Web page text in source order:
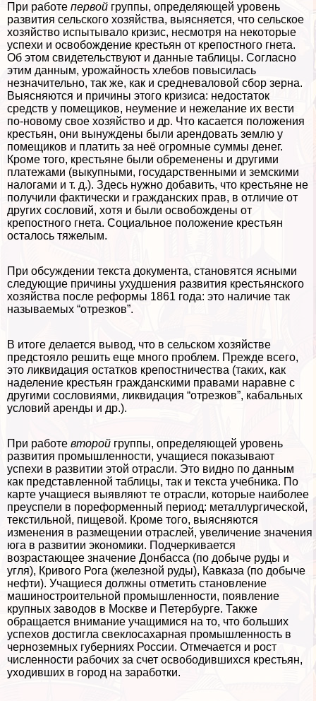
При работе первой группы, определяющей уровень
развития сельского хозяйства, выясняется, что сельское
хозяйство испытывало кризис, несмотря на некоторые
успехи и освобождение крестьян от крепостного гнета.
Об этом свидетельствуют и данные таблицы. Согласно
этим данным, урожайность хлебов повысилась
незначительно, так же, как и средневаловой сбор зерна.
Выясняются и причины этого кризиса: недостаток
средств у помещиков, неумение и нежелание их вести
по-новому свое хозяйство и др. Что касается положения
крестьян, они вынуждены были арендовать землю у
помещиков и платить за неё огромные суммы денег.
Кроме того, крестьяне были обременены и другими
платежами (выкупными, государственными и земскими
налогами и т. д.). Здесь нужно добавить, что крестьяне не
получили фактически и гражданских прав, в отличие от
других сословий, хотя и были освобождены от
крепостного гнета. Социальное положение крестьян
осталось тяжелым.
При обсуждении текста документа, становятся ясными
следующие причины ухудшения развития крестьянского
хозяйства после реформы 1861 года: это наличие так
называемых “отрезков”.
В итоге делается вывод, что в сельском хозяйстве
предстояло решить еще много проблем. Прежде всего,
это ликвидация остатков крепостничества (таких, как
наделение крестьян гражданскими правами наравне с
другими сословиями, ликвидация “отрезков”, кабальных
условий аренды и др.).
При работе второй группы, определяющей уровень
развития промышленности, учащиеся показывают
успехи в развитии этой отрасли. Это видно по данным
как представленной таблицы, так и текста учебника. По
карте учащиеся выявляют те отрасли, которые наиболее
преуспели в пореформенный период: металлургической,
текстильной, пищевой. Кроме того, выясняются
изменения в размещении отраслей, увеличение значения
юга в развитии экономики. Подчеркивается
возрастающее значение Донбасса (по добыче руды и
угля), Кривого Рога (железной руды), Кавказа (по добыче
нефти). Учащиеся должны отметить становление
машиностроительной промышленности, появление
крупных заводов в Москве и Петербурге. Также
обращается внимание учащимися на то, что больших
успехов достигла свеклосахарная промышленность в
черноземных губерниях России. Отмечается и рост
численности рабочих за счет освободившихся крестьян,
уходивших в город на заработки.